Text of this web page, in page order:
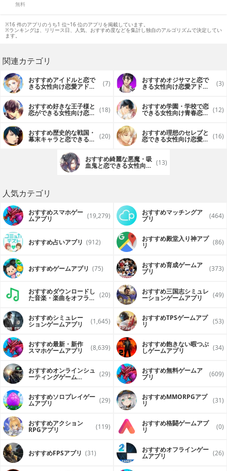
無料
※16 件のアプリのうち1 位~16 位のアプリを掲載しています。
※ランキングは、リリース日、人気、おすすめ度などを集計し独自のアルゴリズムで決定してい
ます。
関連カテゴリ
おすすめアイドルと恋で
きる女性向け恋愛アドベ (7) おすすめオジサマと恋で
きる女性向け恋愛アドベ (3)
おすすめ好きな王子様と
恋ができる女性向け恋愛 (18) おすすめ学園・学校で恋
できる女性向け青春恋愛 (12)
おすすめ歴史的な戦国・
幕末キャラと恋できる女 (20) おすすめ理想のセレブと
恋できる女性向け恋愛ア (16)
おすすめ綺麗な悪魔・吸
血鬼と恋できる女性向け (13)
人気カテゴリ
おすすめスマホゲー
ムアプリ (19,279) おすすめマッチングア
プリ (464)
おすすめ占いアプリ (912) おすすめ殿堂入り神アプ
リ (86)
おすすめゲームアプリ (75) おすすめ育成ゲームア
プリ (373)
おすすめダウンロードし
た音楽・楽曲をオフライ (20) おすすめ三国志シミュレ
ーションゲームアプリ (49)
おすすめシミュレー
ションゲームアプリ (1,645) おすすめTPSゲームアプ
リ (53)
おすすめ最新・新作
スマホゲームアプリ (8,639) おすすめ飽きない暇つぶ
しゲームアプリ (34)
おすすめオンラインシュ
ーティングゲーム (29) おすすめ無料ゲームア
プリ (609)
おすすめソロプレイゲー
ムアプリ (29) おすすめ MMORPGアプ
リ (31)
おすすめアクション
RPGアプリ (119) おすすめ格闘ゲームアプ
リ (0)
おすすめFPSアプリ (31) おすすめオフラインゲー
ムアプリ (26)